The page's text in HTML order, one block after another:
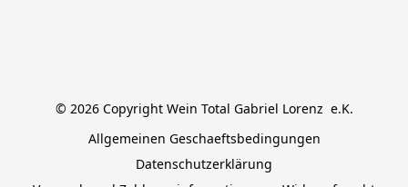
© 2026 Copyright Wein Total Gabriel Lorenz  e.K.
Allgemeinen Geschaeftsbedingungen
Datenschutzerklärung